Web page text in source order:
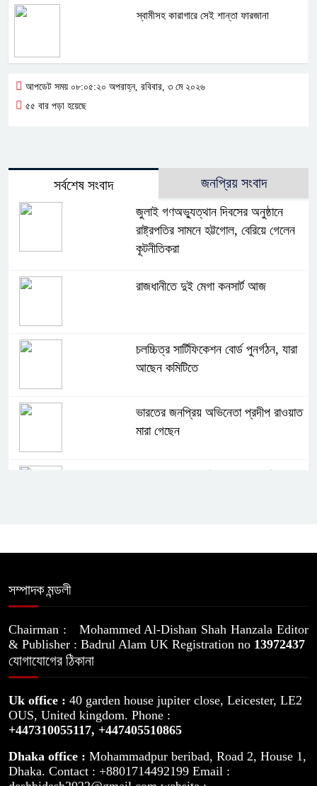
স্বামীসহ কারাগারে সেই শান্তা ফারজানা
আপডেট সময় ০৮:০৫:২০ অপরাহ্ন, রবিবার, ৩ মে ২০২৬
৫৫ বার পড়া হয়েছে
সর্বশেষ সংবাদ জনপ্রিয় সংবাদ
জুলাই গণঅভ্যুত্থান দিবসের অনুষ্ঠানে
রাষ্ট্রপতির সামনে হট্টগোল, বেরিয়ে গেলেন
কূটনীতিকরা
রাজধানীতে দুই মেগা কনসার্ট আজ
চলচ্চিত্র সার্টিফিকেশন বোর্ড পুনর্গঠন, যারা
আছেন কমিটিতে
ভারতের জনপ্রিয় অভিনেতা প্রদীপ রাওয়াত
মারা গেছেন
যুক্তরাষ্ট্রকে শিগগিরই মধ্যপ্রাচ্য ছাড়তে
সম্পাদক মন্ডলী
Chairman : Mohammed Al-Dishan Shah Hanzala Editor
& Publisher : Badrul Alam UK Registration no 13972437
যোগাযোগের ঠিকানা
Uk office : 40 garden house jupiter close, Leicester, LE2
OUS, United kingdom. Phone :
+447310055117, +447405510865
Dhaka office : Mohammadpur beribad, Road 2, House 1,
Dhaka. Contact : +8801714492199 Email :